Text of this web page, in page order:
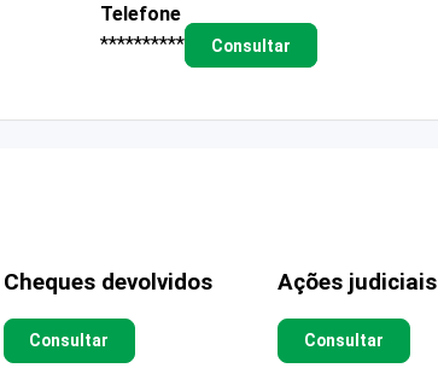
Telefone
**********
Consultar
Cheques devolvidos
Consultar
Ações judiciais
Consultar